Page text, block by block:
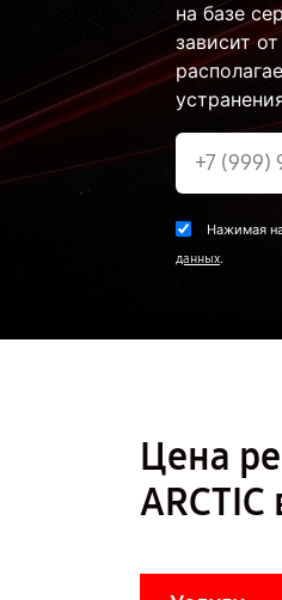
на базе
зависит
Нажимая
данных.
Цена